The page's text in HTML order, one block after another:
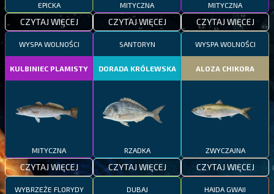
EPICKA
CZYTAJ WIĘCEJ
MITYCZNA
CZYTAJ WIĘCEJ
MITYCZNA
CZYTAJ WIĘCEJ
WYSPA WOLNOŚCI
KULBINIEC PLAMISTY
MITYCZNA
CZYTAJ WIĘCEJ
SANTORYN
DORADA KRÓLEWSKA
RZADKA
CZYTAJ WIĘCEJ
WYSPA WOLNOŚCI
ALOZA CHIKORA
ZWYCZAJNA
CZYTAJ WIĘCEJ
WYBRZEŻE FLORYDY DUBAJ HAIDA GWAII